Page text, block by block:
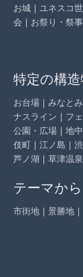
お城 ｜ ユネスコ
会 ｜ お祭り・祭事
特定の構
お台場 ｜ みなと
ナスライン ｜ フ
公園・広場 ｜ 地
伎町 ｜ 江ノ島 ｜
芦ノ湖 ｜ 草津温泉
テーマか
市街地 ｜ 景勝地 ｜